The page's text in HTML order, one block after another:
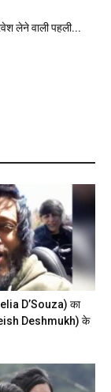
लेने वाली पहली...
D’Souza) का
Deshmukh) के